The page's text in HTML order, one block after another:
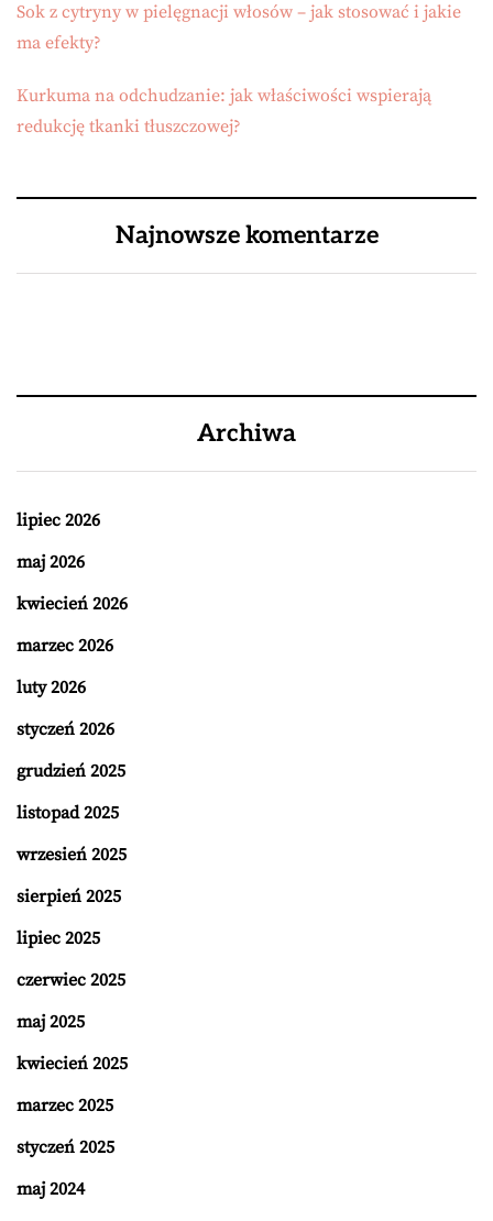
Sok z cytryny w pielęgnacji włosów – jak stosować i jakie
ma efekty?
Kurkuma na odchudzanie: jak właściwości wspierają
redukcję tkanki tłuszczowej?
Najnowsze komentarze
Archiwa
lipiec 2026
maj 2026
kwiecień 2026
marzec 2026
luty 2026
styczeń 2026
grudzień 2025
listopad 2025
wrzesień 2025
sierpień 2025
lipiec 2025
czerwiec 2025
maj 2025
kwiecień 2025
marzec 2025
styczeń 2025
maj 2024